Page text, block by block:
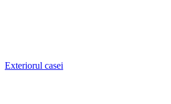
Exteriorul casei